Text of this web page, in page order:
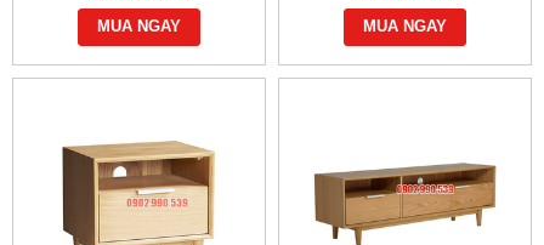
MUA NGAY MUA NGAY